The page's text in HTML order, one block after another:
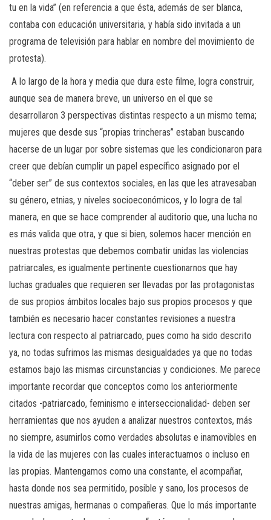
tu en la vida” (en referencia a que ésta, además de ser blanca,
contaba con educación universitaria, y había sido invitada a un
programa de televisión para hablar en nombre del movimiento de
protesta).
A lo largo de la hora y media que dura este filme, logra construir,
aunque sea de manera breve, un universo en el que se
desarrollaron 3 perspectivas distintas respecto a un mismo tema;
mujeres que desde sus “propias trincheras” estaban buscando
hacerse de un lugar por sobre sistemas que les condicionaron para
creer que debían cumplir un papel específico asignado por el
“deber ser” de sus contextos sociales, en las que les atravesaban
su género, etnias, y niveles socioeconómicos, y lo logra de tal
manera, en que se hace comprender al auditorio que, una lucha no
es más valida que otra, y que si bien, solemos hacer mención en
nuestras protestas que debemos combatir unidas las violencias
patriarcales, es igualmente pertinente cuestionarnos que hay
luchas graduales que requieren ser llevadas por las protagonistas
de sus propios ámbitos locales bajo sus propios procesos y que
también es necesario hacer constantes revisiones a nuestra
lectura con respecto al patriarcado, pues como ha sido descrito
ya, no todas sufrimos las mismas desigualdades ya que no todas
estamos bajo las mismas circunstancias y condiciones. Me parece
importante recordar que conceptos como los anteriormente
citados -patriarcado, feminismo e interseccionalidad- deben ser
herramientas que nos ayuden a analizar nuestros contextos, más
no siempre, asumirlos como verdades absolutas e inamovibles en
la vida de las mujeres con las cuales interactuamos o incluso en
las propias. Mantengamos como una constante, el acompañar,
hasta donde nos sea permitido, posible y sano, los procesos de
nuestras amigas, hermanas o compañeras. Que lo más importante